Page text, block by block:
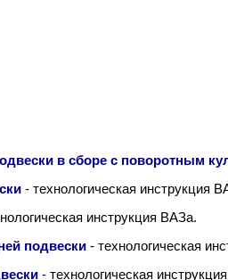
в сборе с поворотным
- технологическая инструкция
инструкция ВАЗа.
подвески - технологическая
- технологическая